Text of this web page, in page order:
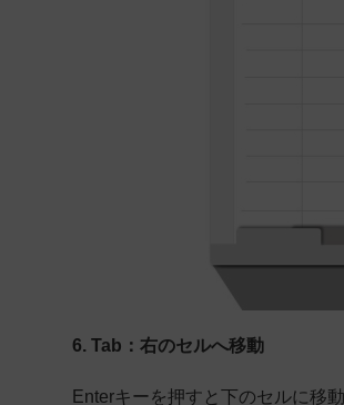
6. Tab：右のセルへ移動
Enterキーを押すと下のセルに移